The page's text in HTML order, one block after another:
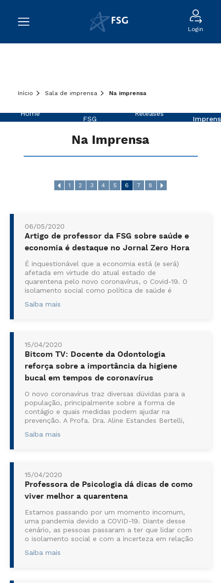
Login
Home
FSG
Releases
Início Sala de imprensa Na imprensa
Na Imprensa
1 2 3 4 5 6 7 8
06/05/2020
Artigo de professor da FSG sobre saúde e
economia é destaque no Jornal Zero Hora
É inquestionável que a economia está (e será)
afetada em virtude do atual estado de
quarentena pelo novo coronavírus, o Covid-19. O
isolamento social como política de saúde é
específica ou medicamento. Mas como “salvar a
Saiba mais
15/04/2020
Bitcom TV: Docente da Odontologia
reforça sobre a importância da higiene
bucal em tempos de coronavírus
O novo coronavírus traz diversas dúvidas para a
população, principalmente sobre a forma de
contágio e quais medidas podem ajudar na
prevenção. A Profa. Dra. Aline Estandes Bertelli,
Bitcom TV, e fala sobre a importância da higiene
Saiba mais
15/04/2020
Professora de Psicologia dá dicas de como
viver melhor a quarentena
Estamos passando por um momento incomum,
uma pandemia devido a COVID-19. Diante desse
cenário, as pessoas passaram a ter que lidar com
o isolamento social e com a incerteza em relação
causar desestabilidade emocional. Em entrevista
Saiba mais